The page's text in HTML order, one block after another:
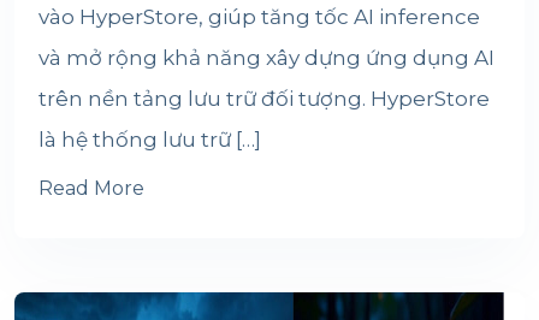
vào HyperStore, giúp tăng tốc AI inference
và mở rộng khả năng xây dựng ứng dụng AI
trên nền tảng lưu trữ đối tượng. HyperStore
là hệ thống lưu trữ […]
Read More